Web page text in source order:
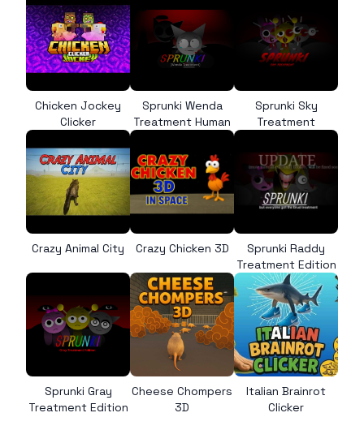
Chicken Jockey
Clicker
Sprunki Wenda
Treatment Human
Sprunki Sky
Treatment
Crazy Animal City Crazy Chicken 3D
Sprunki Raddy
Treatment Edition
Sprunki Gray
Treatment Edition
Cheese Chompers
3D
Italian Brainrot
Clicker